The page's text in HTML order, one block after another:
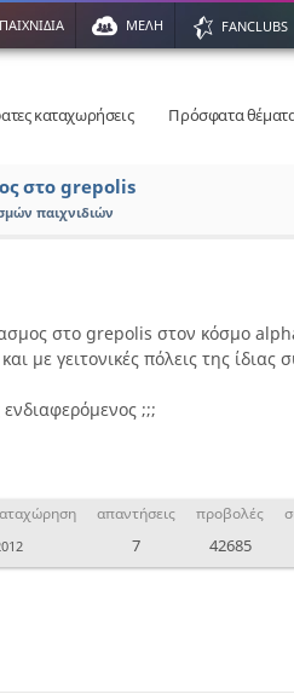
ΠΑΙΧΝΙΔΙΑ ΜΕΛΗ FANCLUBS
καταχωρήσεις Πρόσφατα
στο grepolis
παιχνιδιών
στο grepolis στον κόσμο
με γειτονικές πόλεις της ίδιας
;;;
απαντήσεις
7
προβολές
42685